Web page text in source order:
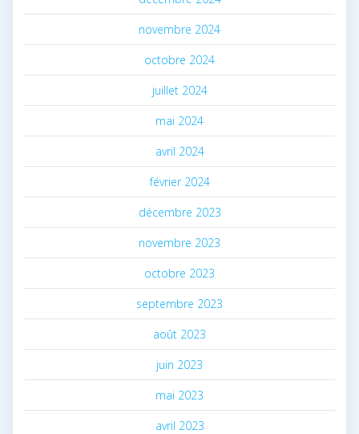
novembre 2024
octobre 2024
juillet 2024
mai 2024
avril 2024
février 2024
décembre 2023
novembre 2023
octobre 2023
septembre 2023
août 2023
juin 2023
mai 2023
avril 2023